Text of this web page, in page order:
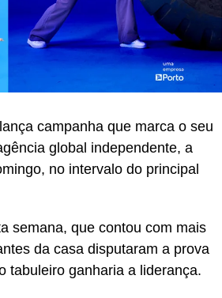
campanha que marca o seu
global independente, a
no intervalo do principal
semana, que contou com mais
da casa disputaram a prova
tabuleiro ganharia a liderança.